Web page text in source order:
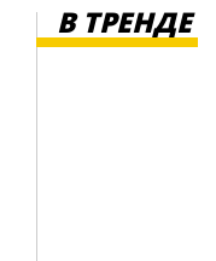
В ТРЕНДЕ